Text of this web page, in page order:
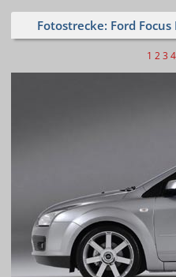
Fotostrecke: Ford
1 2 3 4